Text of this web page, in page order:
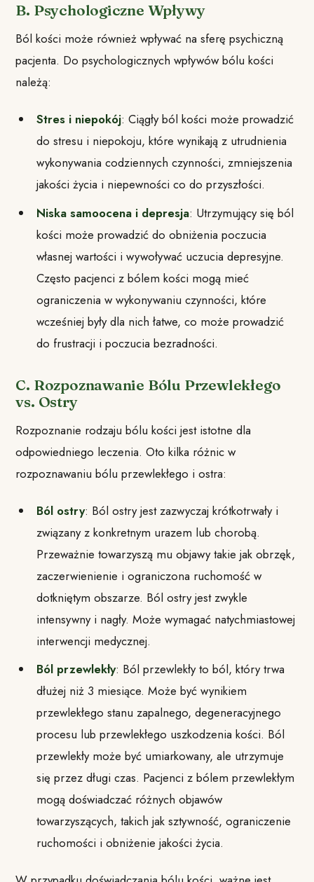
B. Psychologiczne Wpływy
Ból kości może również wpływać na sferę psychiczną
pacjenta. Do psychologicznych wpływów bólu kości
należą:
Stres i niepokój: Ciągły ból kości może prowadzić
do stresu i niepokoju, które wynikają z utrudnienia
wykonywania codziennych czynności, zmniejszenia
jakości życia i niepewności co do przyszłości.
Niska samoocena i depresja: Utrzymujący się ból
kości może prowadzić do obniżenia poczucia
własnej wartości i wywoływać uczucia depresyjne.
Często pacjenci z bólem kości mogą mieć
ograniczenia w wykonywaniu czynności, które
wcześniej były dla nich łatwe, co może prowadzić
do frustracji i poczucia bezradności.
C. Rozpoznawanie Bólu Przewlekłego
vs. Ostry
Rozpoznanie rodzaju bólu kości jest istotne dla
odpowiedniego leczenia. Oto kilka różnic w
rozpoznawaniu bólu przewlekłego i ostra:
Ból ostry: Ból ostry jest zazwyczaj krótkotrwały i
związany z konkretnym urazem lub chorobą.
Przeważnie towarzyszą mu objawy takie jak obrzęk,
zaczerwienienie i ograniczona ruchomość w
dotkniętym obszarze. Ból ostry jest zwykle
intensywny i nagły. Może wymagać natychmiastowej
interwencji medycznej.
Ból przewlekły: Ból przewlekły to ból, który trwa
dłużej niż 3 miesiące. Może być wynikiem
przewlekłego stanu zapalnego, degeneracyjnego
procesu lub przewlekłego uszkodzenia kości. Ból
przewlekły może być umiarkowany, ale utrzymuje
się przez długi czas. Pacjenci z bólem przewlekłym
mogą doświadczać różnych objawów
towarzyszących, takich jak sztywność, ograniczenie
ruchomości i obniżenie jakości życia.